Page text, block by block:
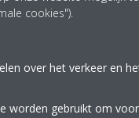
- kan vanuit het
in extreme hitte zou
cookies").
over het verkeer en
worden gebruikt om